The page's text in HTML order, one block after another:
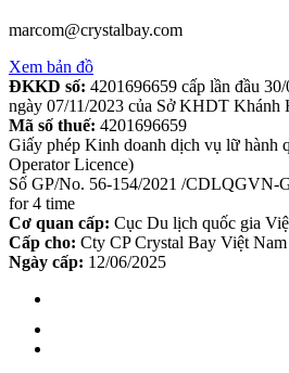
marcom@crystalbay.com
Xem bản đồ
ĐKKD số: 4201696659 cấp lần đầu
ngày 07/11/2023 của Sở KHDT Khánh
Mã số thuế: 4201696659
Giấy phép Kinh doanh dịch vụ lữ hành
Operator Licence)
Số GP/No. 56-154/2021 /CDLQGVN-
for 4 time
Cơ quan cấp: Cục Du lịch quốc gia
Cấp cho: Cty CP Crystal Bay Việt Nam
Ngày cấp: 12/06/2025